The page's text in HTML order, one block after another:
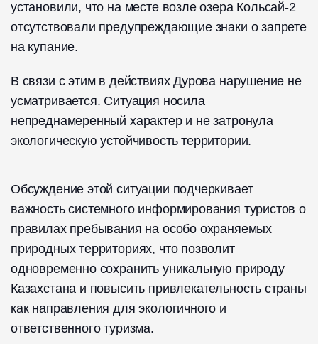
установили, что на месте возле озера Кольсай-2
отсутствовали предупреждающие знаки о запрете
на купание.
В связи с этим в действиях Дурова нарушение не
усматривается. Ситуация носила
непреднамеренный характер и не затронула
экологическую устойчивость территории.
Обсуждение этой ситуации подчеркивает
важность системного информирования туристов о
правилах пребывания на особо охраняемых
природных территориях, что позволит
одновременно сохранить уникальную природу
Казахстана и повысить привлекательность страны
как направления для экологичного и
ответственного туризма.